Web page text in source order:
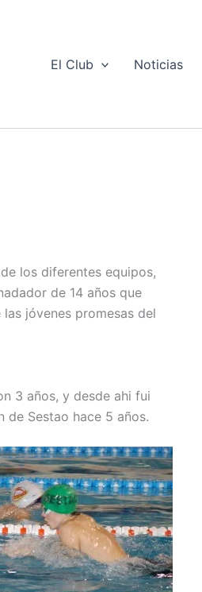
El Club Noticias
los diferentes equipos,
de 14 años que
jóvenes promesas del
3 años, y desde ahi fui
Sestao hace 5 años.